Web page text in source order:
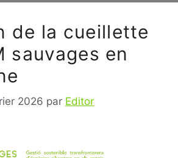
de la cueillette
sauvages en
2026 par Editor